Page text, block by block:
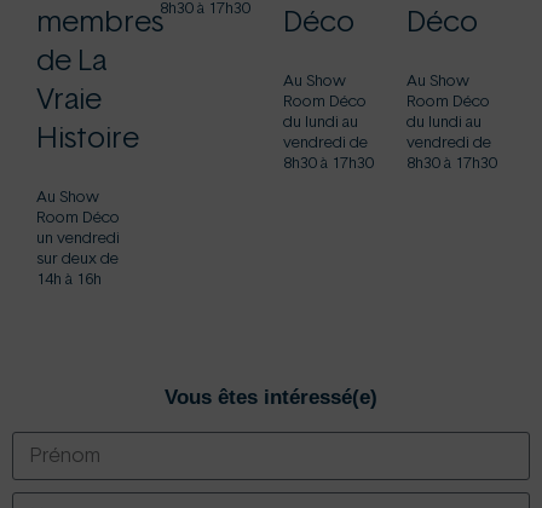
membres
de La
Vraie
Histoire
Au Show
Room Déco
un vendredi
sur deux de
14h à 16h
8h30 à 17h30
Déco
Au Show
Room Déco
du lundi au
vendredi de
8h30 à 17h30
Déco
Au Show
Room Déco
du lundi au
vendredi de
8h30 à 17h30
Vous êtes intéressé(e)